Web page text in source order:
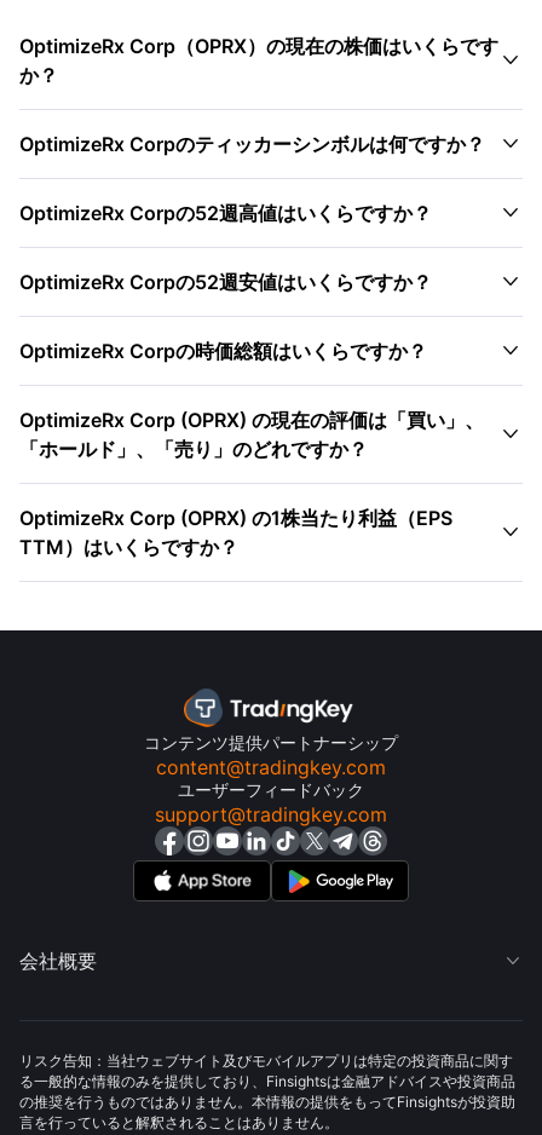
OptimizeRx Corp（OPRX）の現在の株価はいくらです
か？

OptimizeRx Corpのティッカーシンボルは何ですか？ 
OptimizeRx Corpの52週高値はいくらですか？ 
OptimizeRx Corpの52週安値はいくらですか？ 
OptimizeRx Corpの時価総額はいくらですか？ 
OptimizeRx Corp (OPRX) の現在の評価は「買い」、
「ホールド」、「売り」のどれですか？

OptimizeRx Corp (OPRX) の1株当たり利益（EPS
TTM）はいくらですか？

コンテンツ提供パートナーシップ
content@tradingkey.com
ユーザーフィードバック
support@tradingkey.com
会社概要 
リスク告知：当社ウェブサイト及びモバイルアプリは特定の投資商品に関す
る一般的な情報のみを提供しており、Finsightsは金融アドバイスや投資商品
の推奨を行うものではありません。本情報の提供をもってFinsightsが投資助
言を行っていると解釈されることはありません。